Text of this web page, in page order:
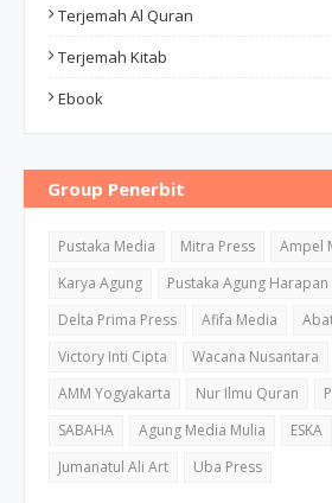
Terjemah Al Quran
Terjemah Kitab
Ebook
Group Penerbit
Pustaka Media Mitra Press
Ampel
Karya Agung
Pustaka Agung Harapan
Delta Prima Press
Afifa Media
Victory Inti Cipta
Wacana Nusantara
AMM Yogyakarta
Nur Ilmu Quran
SABAHA
Agung Media Mulia ESKA
Jumanatul Ali Art
Uba Press